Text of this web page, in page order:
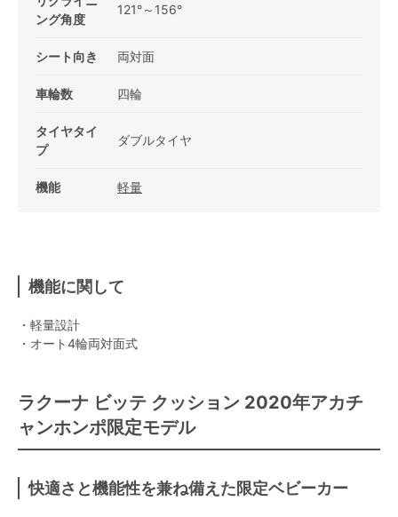
ング角度
121°～156°
シート向き 両対面
車輪数 四輪
タイヤタイ
プ
ダブルタイヤ
機能 軽量
機能に関して
・軽量設計
・オート4輪両対面式
ラクーナ ビッテ クッション 2020年アカチ
ャンホンポ限定モデル
快適さと機能性を兼ね備えた限定ベビーカー